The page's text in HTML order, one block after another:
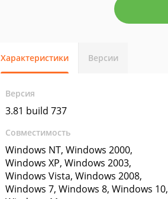
Характеристики Версии
Версия
3.81 build 737
Совместимость
Windows NT, Windows 2000,
Windows XP, Windows 2003,
Windows Vista, Windows 2008,
Windows 7, Windows 8, Windows 10,